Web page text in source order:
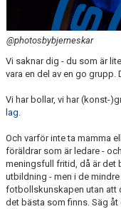
@photosbybjerneskar
Vi saknar dig - du som är
vara en del av en go grupp.
Vi har bollar, vi har (konst-
lag.
Och varför inte ta mamma
föräldrar som är ledare -
meningsfull fritid, då är det
utbildning - men i de
fotbollskunskapen utan att
det bästa som finns. Säg åt